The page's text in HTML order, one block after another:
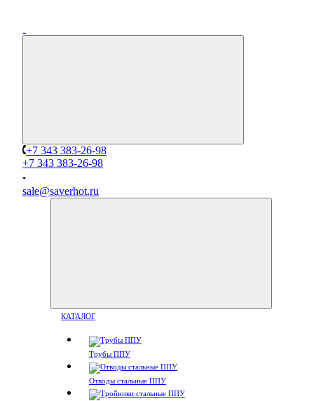
+7 343 383-26-98
+7 343 383-26-98
sale@saverhot.ru
КАТАЛОГ
Трубы ППУ
Отводы стальные ППУ